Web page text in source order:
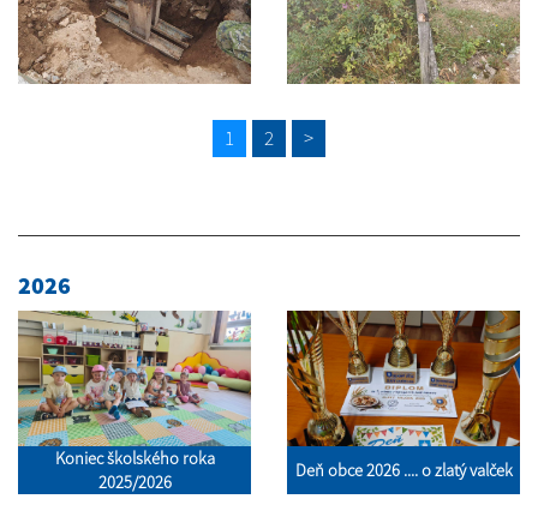
1 2 >
2026
Koniec školského roka
2025/2026
Deň obce 2026 .... o zlatý valček